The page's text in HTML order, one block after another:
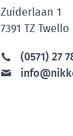
Zuiderlaan 1
7391 TZ Twello
(0571) 27